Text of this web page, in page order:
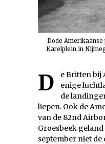
Dode
Karelplein in
De Britten bij Arnhem waren niet de
enige
de
liepen. Ook de
van de 82nd
Groesbeek
september niet de